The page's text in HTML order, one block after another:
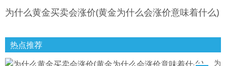
为什么黄金买卖会涨价(黄金为什么会涨价意味着什么)
热点推荐
为